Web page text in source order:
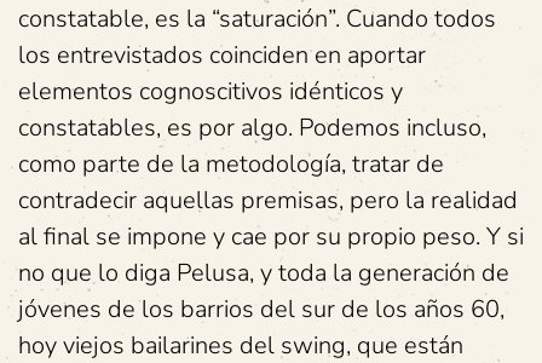
constatable, es la “saturación”. Cuando todos
los entrevistados coinciden en aportar
elementos cognoscitivos idénticos y
constatables, es por algo. Podemos incluso,
como parte de la metodología, tratar de
contradecir aquellas premisas, pero la realidad
al final se impone y cae por su propio peso. Y si
no que lo diga Pelusa, y toda la generación de
jóvenes de los barrios del sur de los años 60,
hoy viejos bailarines del swing, que están